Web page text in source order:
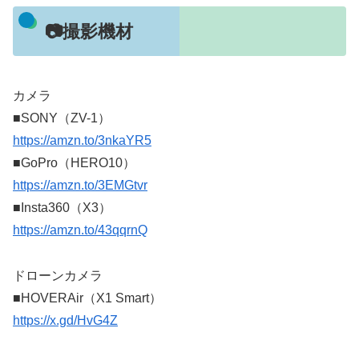
📷撮影機材
カメラ
■SONY（ZV-1）
https://amzn.to/3nkaYR5
■GoPro（HERO10）
https://amzn.to/3EMGtvr
■Insta360（X3）
https://amzn.to/43qqrnQ
ドローンカメラ
■HOVERAir（X1 Smart）
https://x.gd/HvG4Z